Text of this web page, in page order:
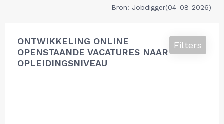
Bron: Jobdigger(04-08-2026)
ONTWIKKELING ONLINE
OPENSTAANDE VACATURES NAAR
OPLEIDINGSNIVEAU
Filters